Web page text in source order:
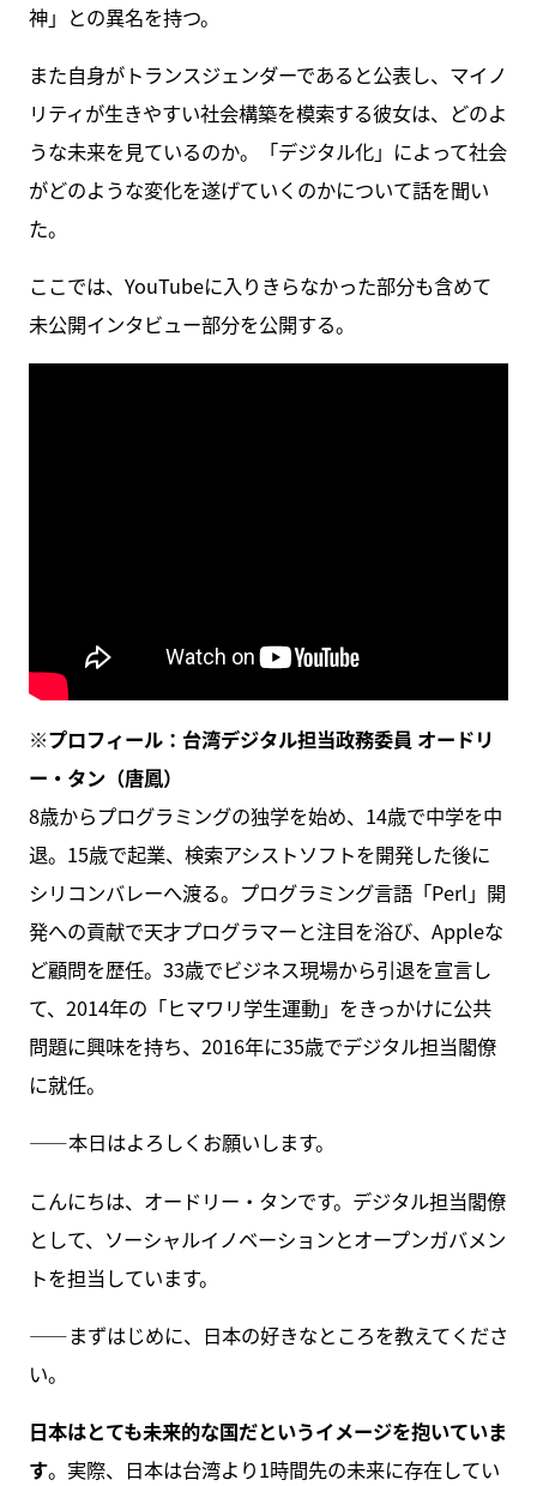
神」との異名を持つ。
また自身がトランスジェンダーであると公表し、マイノ
リティが生きやすい社会構築を模索する彼女は、どのよ
うな未来を見ているのか。「デジタル化」によって社会
がどのような変化を遂げていくのかについて話を聞い
た。
ここでは、YouTubeに入りきらなかった部分も含めて
未公開インタビュー部分を公開する。
※プロフィール：台湾デジタル担当政務委員 オードリ
ー・タン（唐鳳）
8歳からプログラミングの独学を始め、14歳で中学を中
退。15歳で起業、検索アシストソフトを開発した後に
シリコンバレーへ渡る。プログラミング言語「Perl」開
発への貢献で天才プログラマーと注目を浴び、Appleな
ど顧問を歴任。33歳でビジネス現場から引退を宣言し
て、2014年の「ヒマワリ学生運動」をきっかけに公共
問題に興味を持ち、2016年に35歳でデジタル担当閣僚
に就任。
――本日はよろしくお願いします。
こんにちは、オードリー・タンです。デジタル担当閣僚
として、ソーシャルイノベーションとオープンガバメン
トを担当しています。
――まずはじめに、日本の好きなところを教えてくださ
い。
日本はとても未来的な国だというイメージを抱いていま
す。実際、日本は台湾より1時間先の未来に存在してい